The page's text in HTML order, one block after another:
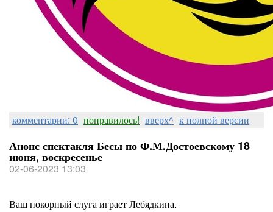
комментарии: 0 понравилось! вверх^ к полной версии
Анонс спектакля Бесы по Ф.М.Достоевскому 18
июня, воскресенье
02-06-2023 13:03
Ваш покорный слуга играет Лебядкина.